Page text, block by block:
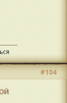
#104